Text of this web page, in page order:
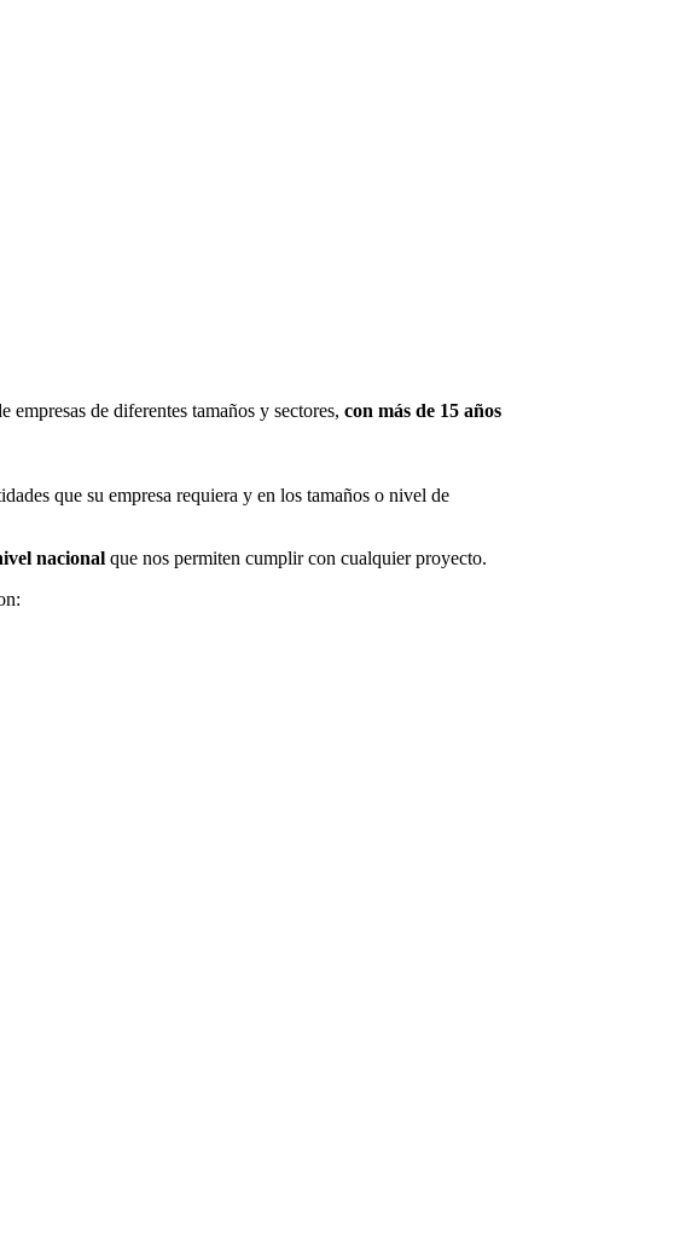
empresas de diferentes tamaños y sectores, con más de 15 años
que su empresa requiera y en los tamaños o nivel de
nacionalque nos permiten cumplir con cualquier proyecto.